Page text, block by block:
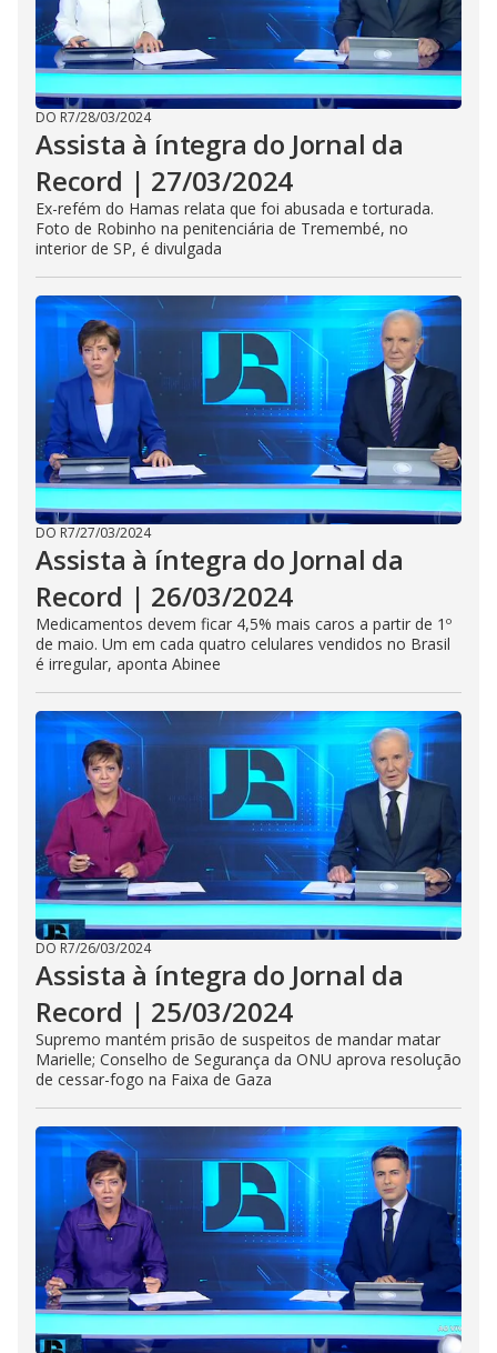
DO R7/28/03/2024
Assista à íntegra do Jornal da
Record | 27/03/2024
Ex-refém do Hamas relata que foi abusada e torturada.
Foto de Robinho na penitenciária de Tremembé, no
interior de SP, é divulgada
DO R7/27/03/2024
Assista à íntegra do Jornal da
Record | 26/03/2024
Medicamentos devem ficar 4,5% mais caros a partir de 1º
de maio. Um em cada quatro celulares vendidos no Brasil
é irregular, aponta Abinee
DO R7/26/03/2024
Assista à íntegra do Jornal da
Record | 25/03/2024
Supremo mantém prisão de suspeitos de mandar matar
Marielle; Conselho de Segurança da ONU aprova resolução
de cessar-fogo na Faixa de Gaza